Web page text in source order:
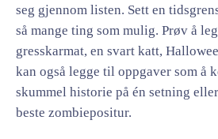
seg gjennom listen. Sett en
så mange ting som mulig. Prøv å
gresskarmat, en svart katt,
kan også legge til oppgaver som å
skummel historie på én setning
beste zombiepositur.